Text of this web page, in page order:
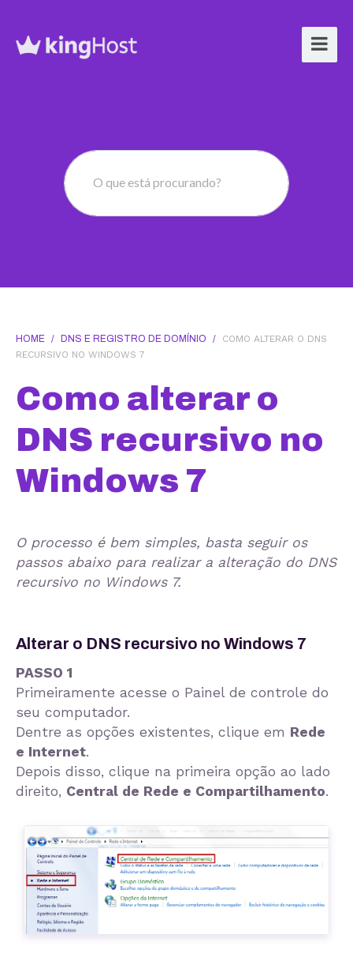
O que está procurando?
HOME / DNS E REGISTRO DE DOMÍNIO /
COMO ALTERAR O DNS
RECURSIVO NO WINDOWS 7
Como alterar o
DNS recursivo no
Windows 7
O processo é bem simples, basta seguir os
passos abaixo para realizar a alteração do DNS
recursivo no Windows 7.
Alterar o DNS recursivo no Windows 7
PASSO 1
Primeiramente acesse o Painel de controle do
seu computador.
Dentre as opções existentes, clique em Rede
e Internet.
Depois disso, clique na primeira opção ao lado
direito, Central de Rede e Compartilhamento.